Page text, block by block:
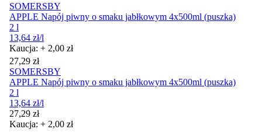
SOMERSBY
APPLE Napój piwny o smaku jabłkowym 4x500ml (puszka)
2 l
13,64 zł/l
Kaucja: + 2,00 zł
Cena
27,29 zł
SOMERSBY
APPLE Napój piwny o smaku jabłkowym 4x500ml (puszka)
2 l
13,64 zł/l
Cena
27,29 zł
Kaucja: + 2,00 zł